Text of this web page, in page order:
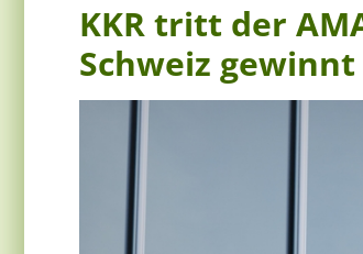
KKR tritt der
Schweiz